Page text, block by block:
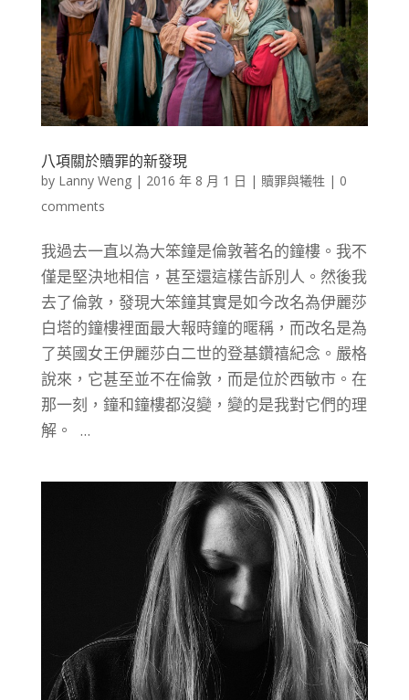
八項關於贖罪的新發現
by Lanny Weng| 2016 年 8 月 1 日 | 贖罪與犧牲 | 0
comments
我過去一直以為大笨鐘是倫敦著名的鐘樓。我不
僅是堅決地相信，甚至還這樣告訴別人。然後我
去了倫敦，發現大笨鐘其實是如今改名為伊麗莎
白塔的鐘樓裡面最大報時鐘的暱稱，而改名是為
了英國女王伊麗莎白二世的登基鑽禧紀念。嚴格
說來，它甚至並不在倫敦，而是位於西敏市。在
那一刻，鐘和鐘樓都沒變，變的是我對它們的理
解。 ...